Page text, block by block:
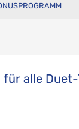
alle Duet-